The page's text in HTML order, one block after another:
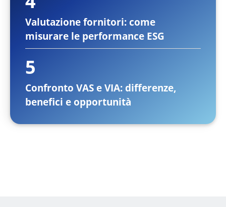
Valutazione fornitori: come
misurare le performance ESG
Confronto VAS e VIA: differenze,
benefici e opportunità